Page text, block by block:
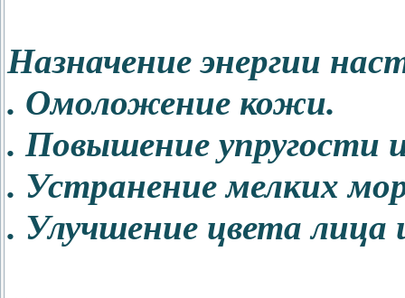
Назначение энергии
. Омоложение кожи.
. Повышение
. Устранение мелких
. Улучшение цвета лица